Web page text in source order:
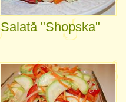
Salată "Shopska"